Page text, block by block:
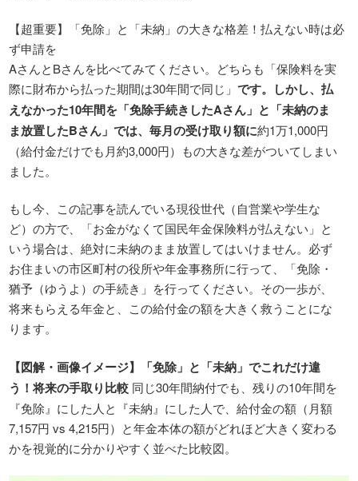
【超重要】「免除」と「未納」の大きな格差！払えない時は必
ず申請を
AさんとBさんを比べてみてください。どちらも「保険料を実
際に財布から払った期間は30年間で同じ」です。しかし、払
えなかった10年間を「免除手続きしたAさん」と「未納のま
ま放置したBさん」では、毎月の受け取り額に約1万1,000円
（給付金だけでも月約3,000円）もの大きな差がついてしまい
ました。
もし今、この記事を読んでいる現役世代（自営業や学生な
ど）の方で、「お金がなくて国民年金保険料が払えない」と
いう場合は、絶対に未納のまま放置してはいけません。必ず
お住まいの市区町村の役所や年金事務所に行って、「免除・
猶予（ゆうよ）の手続き」を行ってください。その一歩が、
将来もらえる年金と、この給付金の額を大きく救うことにな
ります。
【図解・画像イメージ】「免除」と「未納」でこれだけ違
う！将来の手取り比較 同じ30年間納付でも、残りの10年間を
『免除』にした人と『未納』にした人で、給付金の額（月額
7,157円 vs 4,215円）と年金本体の額がどれほど大きく変わる
かを視覚的に分かりやすく並べた比較図。